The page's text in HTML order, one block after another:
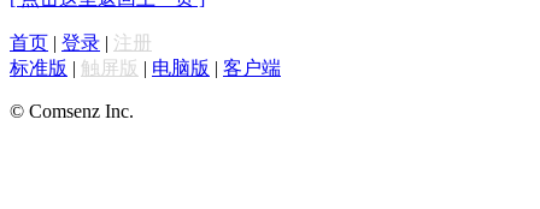
首页 | 登录 | 注册
标准版 | 触屏版 | 电脑版 | 客户端
© Comsenz Inc.